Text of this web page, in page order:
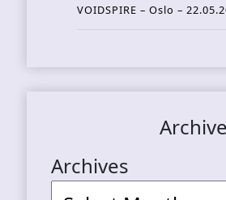
VOIDSPIRE – Oslo –
Archives